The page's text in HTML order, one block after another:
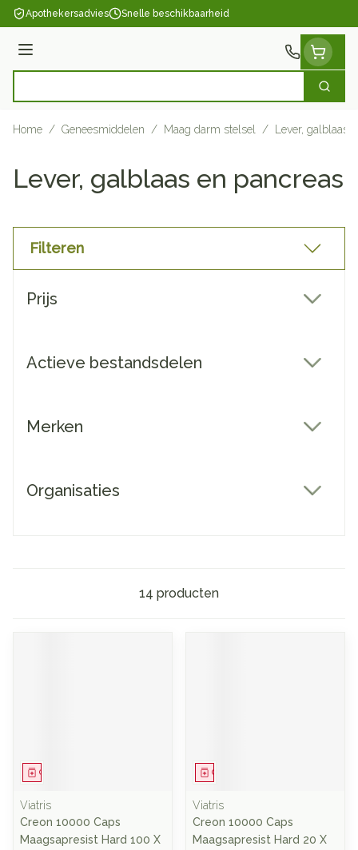
Ga naar de inhoud
Apothekersadvies Snelle beschikbaarheid
Menu
Zoek
Home / Geneesmiddelen / Maag darm stelsel / Lever, galblaas
Lever, galblaas en pancreas
Filteren
Prijs
Actieve bestandsdelen
Merken
Organisaties
14 producten
Geneesmiddel
Viatris
Creon 10000 Caps
Maagsapresist Hard 100 X
Geneesmiddel
Viatris
Creon 10000 Caps
Maagsapresist Hard 20 X